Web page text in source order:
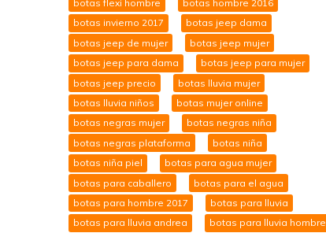
botas flexi hombre
botas hombre 2016
botas invierno 2017
botas jeep dama
botas jeep de mujer
botas jeep mujer
botas jeep para dama
botas jeep para mujer
botas jeep precio
botas lluvia mujer
botas lluvia niños
botas mujer online
botas negras mujer
botas negras niña
botas negras plataforma
botas niña
botas niña piel
botas para agua mujer
botas para caballero
botas para el agua
botas para hombre 2017
botas para lluvia
botas para lluvia andrea
botas para lluvia hombre